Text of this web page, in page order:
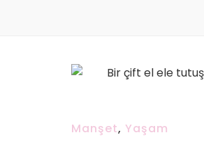
Manşet, Yaşam